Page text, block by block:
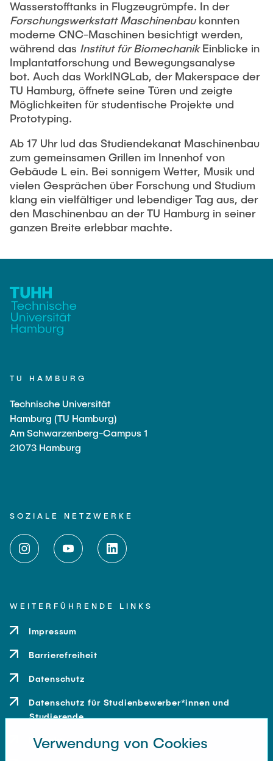
LearnING Center
Lehre im europäischen Verbund (ECIU)
WorkINGLab / Makerspace
Institute im Überblick
Wasserstofftanks in Flugzeugrümpfe. In der
Forschungswerkstatt Maschinenbaukonnten
moderne CNC-Maschinen besichtigt werden,
während das Institut für BiomechanikEinblicke in
Implantatforschung und Bewegungsanalyse
bot. Auch das WorkINGLab, der Makerspace der
TU Hamburg, öffnete seine Türen und zeigte
Möglichkeiten für studentische Projekte und
Prototyping.
Ab 17 Uhr lud das Studiendekanat Maschinenbau
zum gemeinsamen Grillen im Innenhof von
Gebäude L ein. Bei sonnigem Wetter, Musik und
vielen Gesprächen über Forschung und Studium
klang ein vielfältiger und lebendiger Tag aus, der
den Maschinenbau an der TU Hamburg in seiner
ganzen Breite erlebbar machte.
TU HAMBURG
Technische Universität
Hamburg (TU Hamburg)
Am Schwarzenberg-Campus 1
21073 Hamburg
SOZIALE NETZWERKE
WEITERFÜHRENDE LINKS
Impressum
Barrierefreiheit
Datenschutz
Datenschutz für Studienbewerber*innen und
Studierende
Kontakt
Verwendung von Cookies